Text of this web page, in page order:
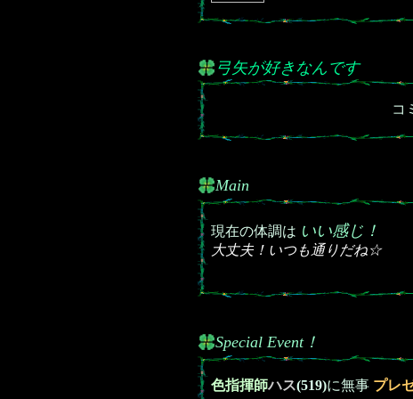
弓矢が好きなんです
コ
Main
現在の体調は いい感じ！
大丈夫！いつも通りだね☆
Special Event！
色指揮師ハス(519)に無事 プレ